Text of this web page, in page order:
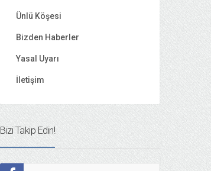
Ünlü Köşesi
Bizden Haberler
Yasal Uyarı
İletişim
Bizi Takip Edin!